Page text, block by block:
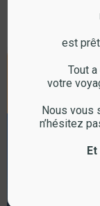
est
Tout
votre
Nous vous
n’hésitez